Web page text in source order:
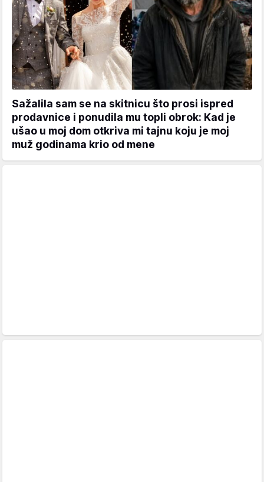
Sažalila sam se na skitnicu što prosi ispred
prodavnice i ponudila mu topli obrok: Kad je
ušao u moj dom otkriva mi tajnu koju je moj
muž godinama krio od mene